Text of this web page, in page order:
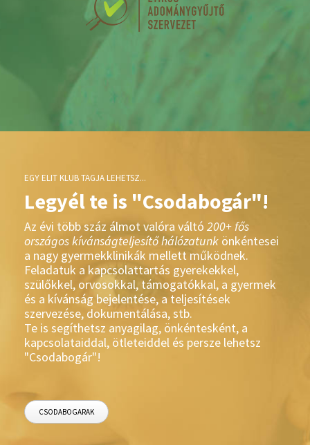
EGY ELIT KLUB TAGJA LEHETSZ...
Legyél te is "Csodabogár"!
Az évi több száz álmot valóra váltó 200+ fős
országos kívánságteljesítő hálózatunk önkéntesei
a nagy gyermekklinikák mellett működnek.
Feladatuk a kapcsolattartás gyerekekkel,
szülőkkel, orvosokkal, támogatókkal, a gyermek
és a kívánság bejelentése, a teljesítések
szervezése, dokumentálása, stb.
Te is segíthetsz anyagilag, önkéntesként, a
kapcsolataiddal, ötleteiddel és persze lehetsz
"Csodabogár"!
CSODABOGARAK